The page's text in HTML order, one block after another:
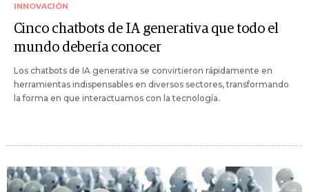
INNOVACIÓN
Cinco chatbots de IA generativa que todo el
mundo debería conocer
Los chatbots de IA generativa se convirtieron rápidamente en
herramientas indispensables en diversos sectores, transformando
la forma en que interactuamos con la tecnología.